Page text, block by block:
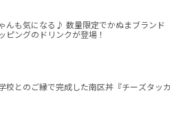
んも気になる♪ 数量限定でかぬまブランド
ピングのドリンクが登場！
校とのご縁で完成した南区丼『チーズタッカ